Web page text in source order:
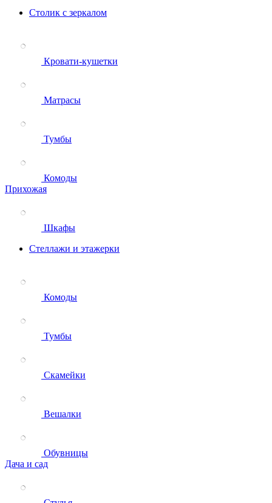
Столик с зеркалом
Кровати-кушетки
Матрасы
Тумбы
Комоды
Прихожая
Шкафы
Стеллажи и этажерки
Комоды
Тумбы
Скамейки
Вешалки
Обувницы
Дача и сад